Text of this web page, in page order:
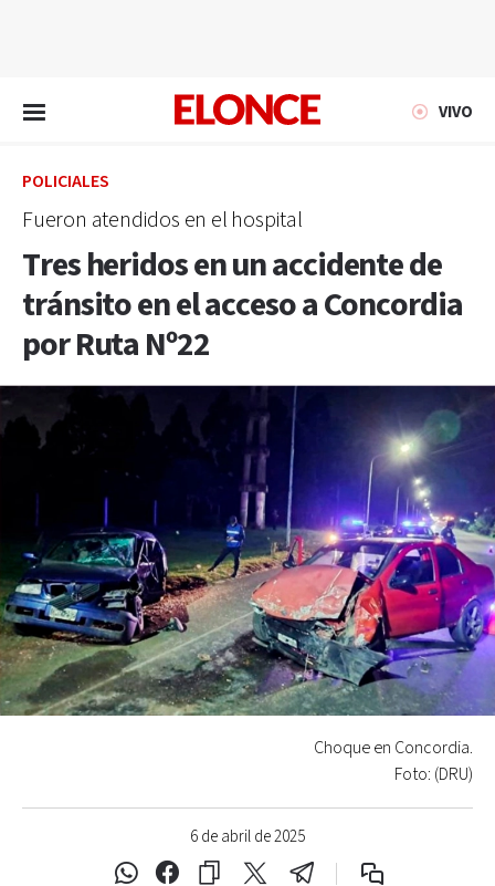
VIVO
POLICIALES
Fueron atendidos en el hospital
Tres heridos en un accidente de
tránsito en el acceso a Concordia
por Ruta Nº22
6 de abril de 2025
Choque en Concordia.
Foto: (DRU)